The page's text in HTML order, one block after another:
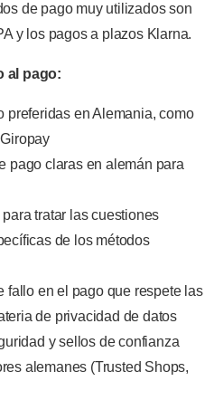
de pago muy utilizados son
y los pagos a plazos Klarna.
al pago:
preferidas en Alemania, como
pago claras en alemán para
tratar las cuestiones
de los métodos
fallo en el pago que respete las
de privacidad de datos
y sellos de confianza
alemanes (Trusted Shops,